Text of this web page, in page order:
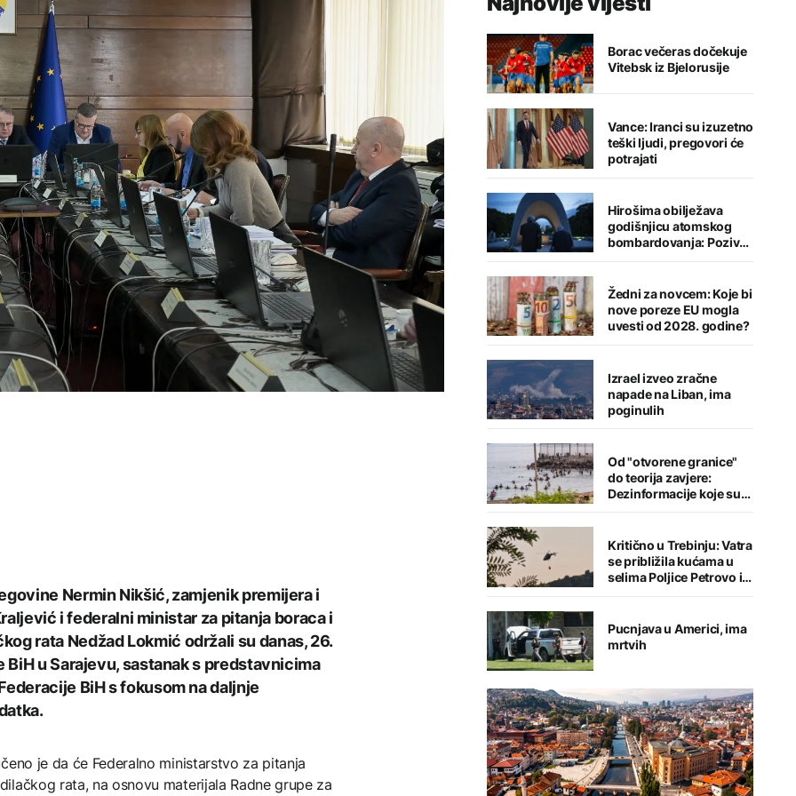
Nermin Nikšić, zamjenik premijera i
i federalni ministar za pitanja boraca i
rata Nedžad Lokmić održali su danas, 26.
u Sarajevu, sastanak s predstavnicima
BiH s fokusom na daljnje
je da će Federalno ministarstvo za pitanja
rata, na osnovu materijala Radne grupe za
Borac večeras dočekuje
Vitebsk iz Bjelorusije
Vance: Iranci su izuzetno
teški ljudi, pregovori će
potrajati
Hirošima obilježava
godišnjicu atomskog
bombardovanja: Poziv
na ukidanje nuklearnog
Žedni za novcem: Koje bi
nove poreze EU mogla
uvesti od 2028. godine?
Izrael izveo zračne
napade na Liban, ima
poginulih
Od "otvorene granice"
do teorija zavjere:
Dezinformacije koje su
pratile krizu u Seuti
Kritično u Trebinju: Vatra
se približila kućama u
selima Poljice Petrovo i
Marići
Pucnjava u Americi, ima
mrtvih